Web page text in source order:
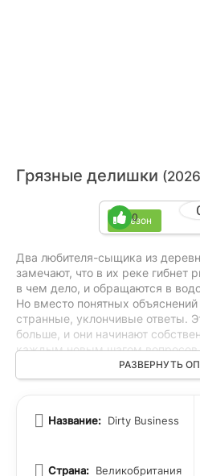
Грязные делишки
1 сезон
0
Два любителя-сыщика из
замечают, что в их реке гибнет
в чем дело, и обращаются в
Но вместо понятных
странные, уклончивые ответы.
больше, и они начинают
каждым новым шагом вопросов
больше, и остановиться уже не
правды затягиваются, и до сих
РАЗВЕРНУТЬ
Название: Dirty Business
Страна: Великобритания